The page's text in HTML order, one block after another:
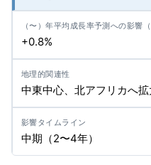
+0.8%
中東中心、北アフリカへ
中期（2〜4年）